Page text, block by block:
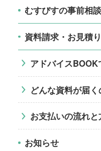
むすびすの事前相談
資料請求・お見積り
アドバイスBOOK
どんな資料が届く
お支払いの流れと
お知らせ